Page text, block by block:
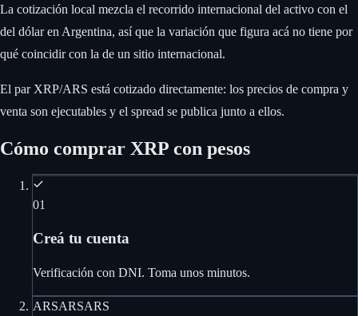
La cotización local mezcla el recorrido internacional del activo con el
del dólar en Argentina, así que la variación que figura acá no tiene por
qué coincidir con la de un sitio internacional.
El par XRP/ARS está cotizado directamente: los precios de compra y
venta son ejecutables y el spread se publica junto a ellos.
Cómo comprar XRP con pesos
01
Creá tu cuenta
Verificación con DNI. Toma unos minutos.
ARSARSARS